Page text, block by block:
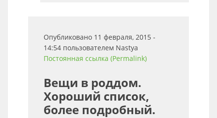
Опубликовано 11 февраля, 2015 -
14:54 пользователем Nastya
Постоянная ссылка (Permalink)
Вещи в роддом.
Хороший список,
более подробный.